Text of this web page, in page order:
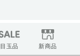
目玉品 新商品